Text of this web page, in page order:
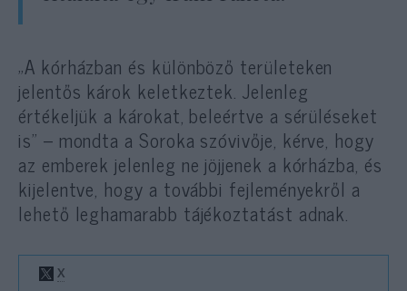
„A kórházban és különböző területeken
jelentős károk keletkeztek. Jelenleg
értékeljük a károkat, beleértve a sérüléseket
is” – mondta a Soroka szóvivője, kérve, hogy
az emberek jelenleg ne jöjjenek a kórházba, és
kijelentve, hogy a további fejleményekről a
lehető leghamarabb tájékoztatást adnak.